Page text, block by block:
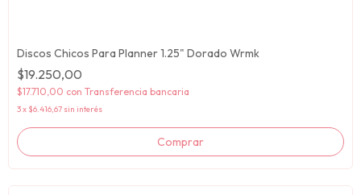
Discos Chicos Para Planner 1.25" Dorado Wrmk
$19.250,00
$17.710,00 con Transferencia bancaria
3x $6.416,67 sin interés